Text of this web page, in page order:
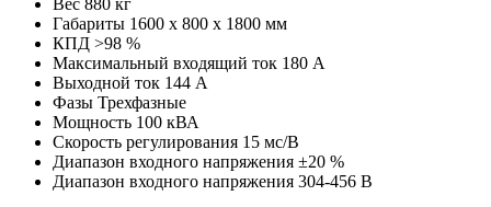
Габариты 1600 x 800 x 1800 мм
КПД >98 %
Максимальный входящий ток 180 А
Выходной ток 144 А
Фазы Трехфазные
Мощность 100 кВА
Скорость регулирования 15 мс/В
Диапазон входного напряжения ±20 %
Диапазон входного напряжения 304-456 В